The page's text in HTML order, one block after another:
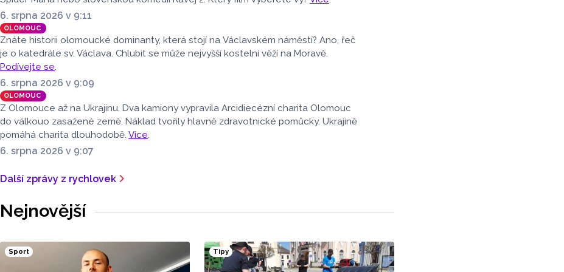
náduvníky.
6. srpna 2026 v 9:11
OLOMOUC
Znáte historii olomoucké dominanty, která stojí na Václavském náměstí? Ano, řeč
je o katedrále sv. Václava. Chlubit se může nejvyšší kostelní věží na Moravě.
Podívejte se.
6. srpna 2026 v 9:09
OLOMOUC
Z Olomouce až na Ukrajinu. Dva kamiony vypravila Arcidiecézní charita Olomouc
do válkouo zasažené země. Náklad tvořily hlavně zdravotnické pomůcky. Ukrajině
pomáhá charita dlouhodobě. Více.
6. srpna 2026 v 9:07
Další zprávy z rychlovek
Nejnovější
Sport Tipy